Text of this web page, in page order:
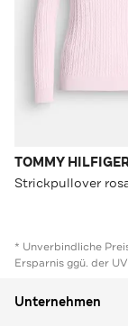
TOMMY
Strickpullover
* Unverbindliche
Ersparnis ggü. der
Unternehmen